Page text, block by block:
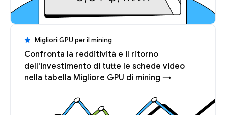
Migliori GPU per il mining
Confronta la redditività e il ritorno
dell'investimento di tutte le schede video
nella tabella Migliore GPU di mining →